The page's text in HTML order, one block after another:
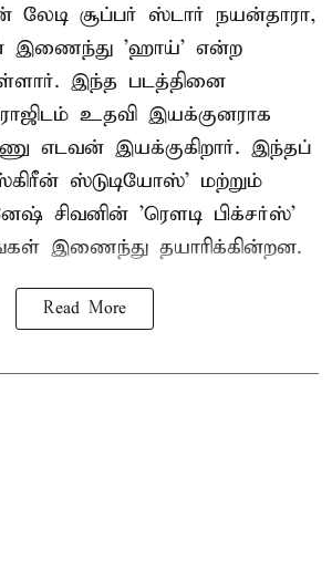
லேடி சூப்பர் ஸ்டார் நயன்தாரா,
இணைந்து 'ஹாய்' என்ற
இந்த படத்தினை
உதவி இயக்குனராக
எடவன் இயக்குகிறார். இந்தப்
ஸ்டுடியோஸ்' மற்றும்
சிவனின் 'ரௌடி பிக்சர்ஸ்'
இணைந்து தயாரிக்கின்றன.
Read More